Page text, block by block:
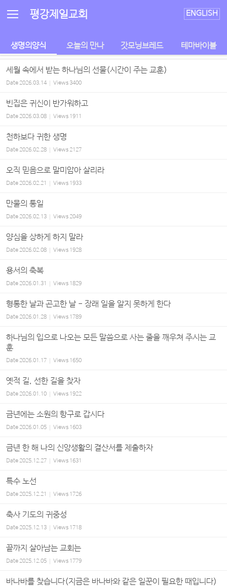
평강제일교회 ENGLISH
생명의양식 오늘의 만나 갓모닝브레드 테마바이블
세월 속에서 받는 하나님의 선물(시간이 주는 교훈)
Date2026.03.14 Views3400
빈집은 귀신이 반가워하고
Date2026.03.08 Views 1911
천하보다 귀한 생명
Date2026.02.28 Views2127
오직 믿음으로 말미암아 살리라
Date2026.02.21 Views 1933
만물의 통일
Date2026.02.13 Views2049
양심을 상하게 하지 말라
Date2026.02.08 Views 1928
용서의 축복
Date2026.01.31 Views 1829
형통한 날과 곤고한 날 - 장래 일을 알지 못하게 한다
Date2026.01.28 Views 1789
하나님의 입으로 나오는 모든 말씀으로 사는 줄을 깨우쳐 주시는 교
훈
Date2026.01.17 Views 1650
옛적 길, 선한 길을 찾자
Date2026.01.10 Views 1922
금년에는 소원의 항구로 갑시다
Date2026.01.05 Views 1603
금년 한 해 나의 신앙생활의 결산서를 제출하자
Date2025.12.27 Views 1631
특수 노선
Date2025.12.21 Views 1726
축사 기도의 귀중성
Date2025.12.13 Views 1718
끝까지 살아남는 교회는
Date2025.12.05 Views 1779
바나바를 찾습니다(지금은 바나바와 같은 일꾼이 필요한 때입니다)